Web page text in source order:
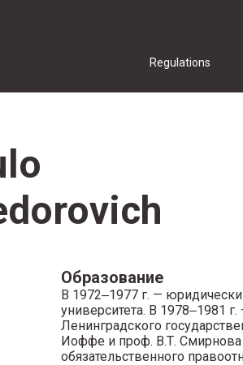
Regulations
Образование
В 1972‒1977 г. —
университета. В 1978‒1981
Ленинградского
Иоффе и проф. В.Т. Смирнова
обязательственного